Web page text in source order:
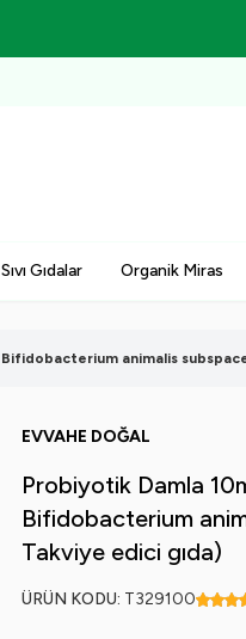
Sıvı Gıdalar Organik Miras
animalis
EVVAHE DOĞAL
Probiyotik Damla
Bifidobacterium
Takviye edici gıda)
ÜRÜN KODU: T329100